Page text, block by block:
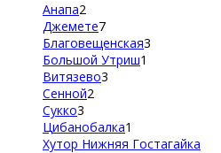
Анапа2
Джемете7
Благовещенская3
Большой Утриш1
Витязево3
Сенной2
Сукко3
Цибанобалка1
Хутор Нижняя Гостагайка